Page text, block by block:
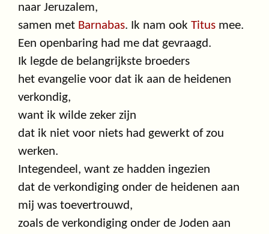
naar Jeruzalem,
samen met Barnabas. Ik nam ook Titus mee.
Een openbaring had me dat gevraagd.
Ik legde de belangrijkste broeders
het evangelie voor dat ik aan de heidenen
verkondig,
want ik wilde zeker zijn
dat ik niet voor niets had gewerkt of zou
werken.
Integendeel, want ze hadden ingezien
dat de verkondiging onder de heidenen aan
mij was toevertrouwd,
zoals de verkondiging onder de Joden aan